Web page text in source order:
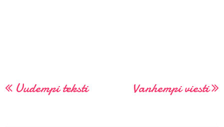
Uudempi teksti Vanhempi viesti